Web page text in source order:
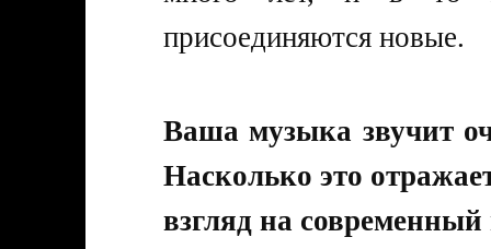
присоединяются новые.
Ваша музыка звучит
Насколько это
взгляд на